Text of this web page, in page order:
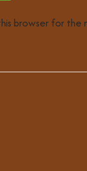
browser for